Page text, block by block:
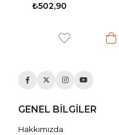
₺502,90
GENEL BİLGİLER
Hakkımızda